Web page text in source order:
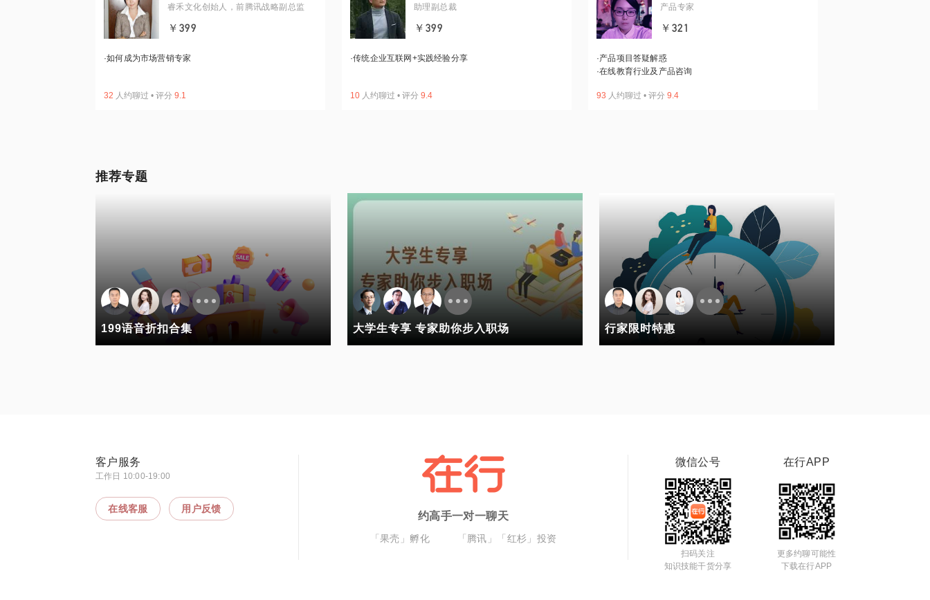
睿禾文化创始人，前腾讯战略副总监
￥399
·如何成为市场营销专家
32 人约聊过 • 评分 9.1
助理副总裁
￥399
·传统企业互联网+实践经验分享
10 人约聊过 • 评分 9.4
产品专家
￥321
·产品项目答疑解惑
·在线教育行业及产品咨询
93 人约聊过 • 评分 9.4
推荐专题
199语音折扣合集 大学生专享 专家助你步入职场 行家限时特惠
客户服务
工作日 10:00-19:00
在线客服 用户反馈
约高手一对一聊天
「果壳」孵化 「腾讯」「红杉」投资
微信公号
扫码关注
知识技能干货分享
在行APP
更多约聊可能性
下载在行APP